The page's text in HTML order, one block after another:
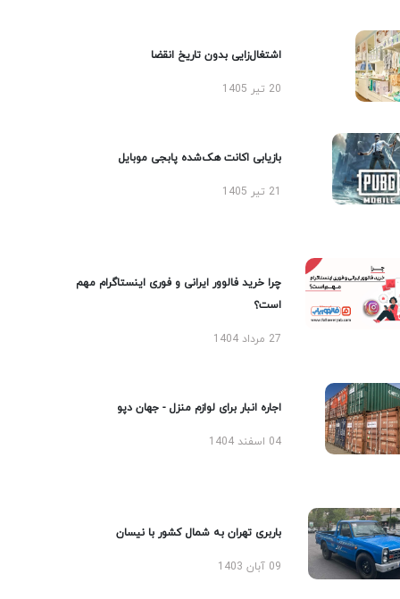
اشتغال‌زایی بدون تاریخ انقضا
20 تیر 1405
بازیابی اکانت هک‌شده پابجی موبایل
چرا خرید فالوور ایرانی و فوری اینستاگرام مهم
است؟
27 مرداد 1404
اجاره انبار برای لوازم منزل - جهان دپو
04 اسفند 1404
باربری تهران به شمال کشور با نیسان
09 آبان 1403